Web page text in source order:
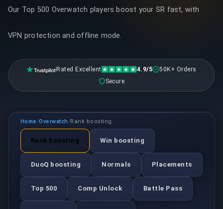
Our Top 500 Overwatch players boost your SR fast, with
VPN protection and offline mode.
Rated Excellent 4.9/5
50K+ Orders
Secure
Home /Overwatch /Rank boosting
Rank boosting Win boosting
DuoQ boosting Normals Placements
Top 500 Comp Unlock Battle Pass